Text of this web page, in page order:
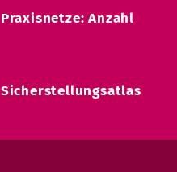
Praxisnetze: Anzahl
Sicherstellungsatlas